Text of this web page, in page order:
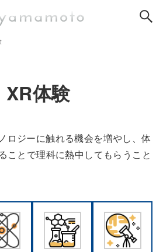
体験
ロジーに触れる機会を増やし、体
ことで理科に熱中してもらうこと